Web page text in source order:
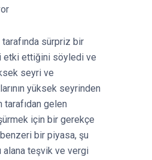
tarafında sürpriz bir
etki ettiğini söyledi ve
seyri ve
yüksek seyrinden
gelen
için bir gerekçe
bir piyasa, şu
alana teşvik ve vergi